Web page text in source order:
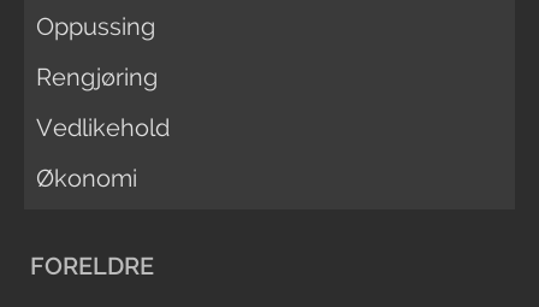
Oppussing
Rengjøring
Vedlikehold
Økonomi
FORELDRE